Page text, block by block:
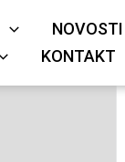
NOVOSTI
KONTAKT